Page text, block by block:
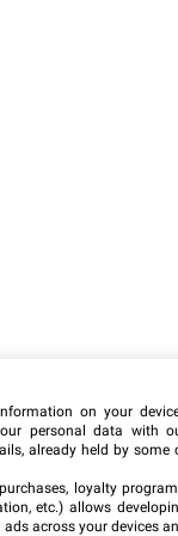
on your
personal data with
already held by some
loyalty
etc.) allows
across your devices